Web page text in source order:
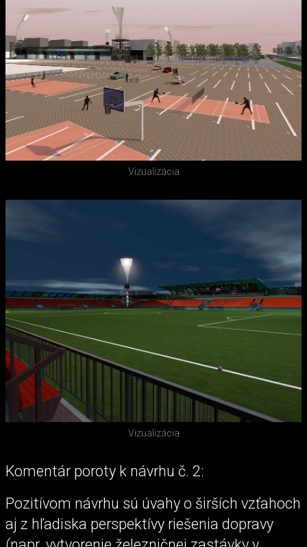
Vizualizácia
Vizualizácia
Komentár poroty k návrhu č. 2:
Pozitívom návrhu sú úvahy o širších vzťahoch
aj z hľadiska perspektívy riešenia dopravy